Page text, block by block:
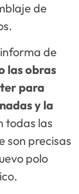
de
de
las obras
para
y la
todas las
son precisas
polo